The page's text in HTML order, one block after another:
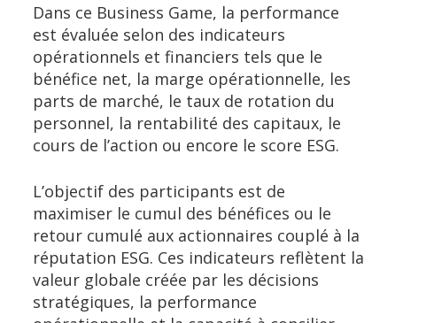
Dans ce Business Game, la performance
est évaluée selon des indicateurs
opérationnels et financiers tels que le
bénéfice net, la marge opérationnelle, les
parts de marché, le taux de rotation du
personnel, la rentabilité des capitaux, le
cours de l’action ou encore le score ESG.
L’objectif des participants est de
maximiser le cumul des bénéfices ou le
retour cumulé aux actionnaires couplé à la
réputation ESG. Ces indicateurs reflètent la
valeur globale créée par les décisions
stratégiques, la performance